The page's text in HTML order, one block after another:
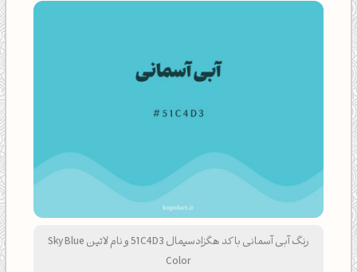
رنگ آبی آسمانی با کد هگزادسیمال 51C4D3 و نام لاتین Sky Blue
Color